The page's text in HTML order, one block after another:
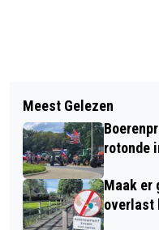
GROOTSCHALIGE
POLITIE IN DE
GEMEENTE
DUURZAME EN
Meest Gelezen
rotonde
Maak er
overlast